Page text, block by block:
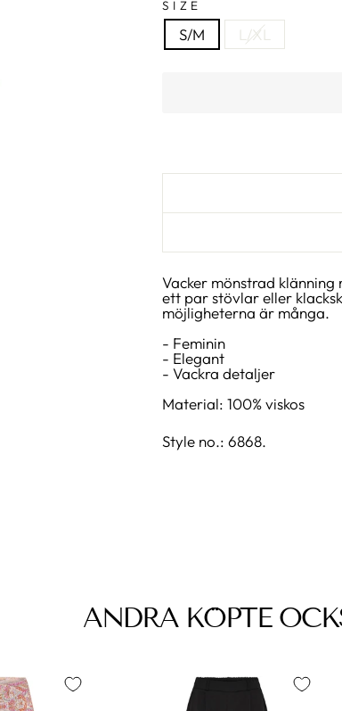
SIZE
S/M L/XL
Vacker mönstrad
ett par stövlar eller
möjligheterna är många.
- Feminin
- Elegant
- Vackra detaljer
Material: 100% viskos
Style no.: 6868.
ANDRA KÖPTE